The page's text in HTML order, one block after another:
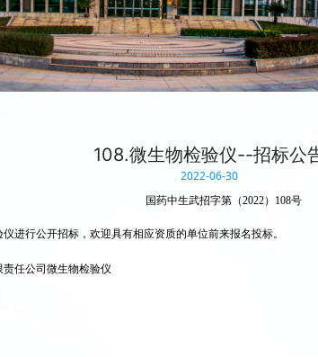
108.微生物检验仪--招标公
2022-06-30
国药中生武招字第（2022）108号
进行公开招标，欢迎具有相应资质的单位前来报名投标。
任公司微生物检验仪